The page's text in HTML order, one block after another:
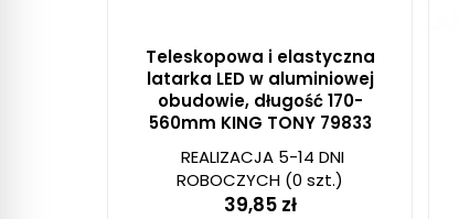
Teleskopowa i elastyczna
latarka LED w aluminiowej
obudowie, długość 170-
560mm KING TONY 79833
REALIZACJA 5-14 DNI
ROBOCZYCH (0 szt.)
39,85 zł